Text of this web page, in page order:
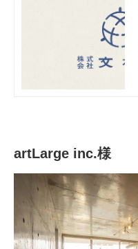
artLarge inc.様